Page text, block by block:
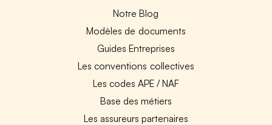
Notre Blog
Modèles de documents
Guides Entreprises
Les conventions collectives
Les codes APE / NAF
Base des métiers
Les assureurs partenaires